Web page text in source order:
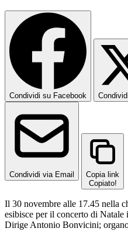
Condividi su Facebook
Condividi via Email
Copia link
Copiato!
Il 30 novembre alle 17.45 nella
esibisce per il concerto di
Dirige Antonio Bonvicini;